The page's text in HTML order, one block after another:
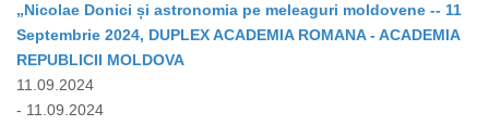
„Nicolae Donici și astronomia pe meleaguri moldovene -- 11
Septembrie 2024, DUPLEX ACADEMIA ROMANA - ACADEMIA
REPUBLICII MOLDOVA
11.09.2024
- 11.09.2024